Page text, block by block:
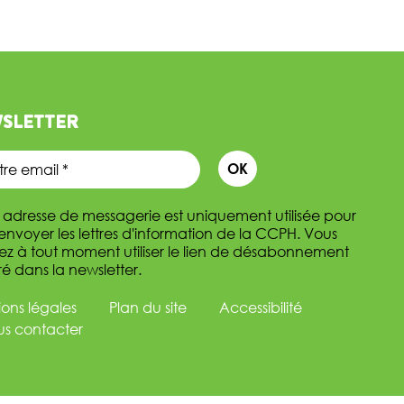
de messagerie est uniquement utilisée pour
les lettres d'information de la CCPH. Vous
à tout moment utiliser le lien de désabonnement
dans la newsletter.
légales Plan du site
Accessibilité
contacter